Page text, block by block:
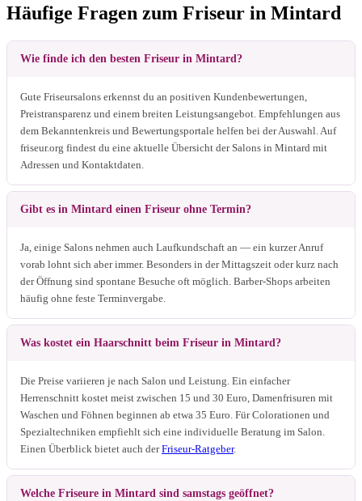
Häufige Fragen zum Friseur in Mintard
Wie finde ich den besten Friseur in Mintard?
Gute Friseursalons erkennst du an positiven Kundenbewertungen,
Preistransparenz und einem breiten Leistungsangebot. Empfehlungen aus
dem Bekanntenkreis und Bewertungsportale helfen bei der Auswahl. Auf
friseur.org findest du eine aktuelle Übersicht der Salons in Mintard mit
Adressen und Kontaktdaten.
Gibt es in Mintard einen Friseur ohne Termin?
Ja, einige Salons nehmen auch Laufkundschaft an — ein kurzer Anruf
vorab lohnt sich aber immer. Besonders in der Mittagszeit oder kurz nach
der Öffnung sind spontane Besuche oft möglich. Barber-Shops arbeiten
häufig ohne feste Terminvergabe.
Was kostet ein Haarschnitt beim Friseur in Mintard?
Die Preise variieren je nach Salon und Leistung. Ein einfacher
Herrenschnitt kostet meist zwischen 15 und 30 Euro, Damenfrisuren mit
Waschen und Föhnen beginnen ab etwa 35 Euro. Für Colorationen und
Spezialtechniken empfiehlt sich eine individuelle Beratung im Salon.
Einen Überblick bietet auch derFriseur-Ratgeber.
Welche Friseure in Mintard sind samstags geöffnet?